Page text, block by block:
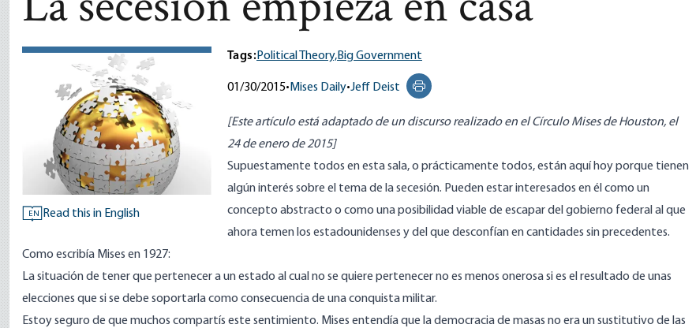
EN Read this in English
Tags:Political Theory,Big Government
01/30/2015• Mises Daily•Jeff Deist
Print this page
[Este artículo está adaptadode un discursorealizado en el Círculo Mises de Houston, el
24 de enero de 2015]
Supuestamente todos en esta sala, o prácticamente todos, están aquí hoy porque tienen
algún interés sobre el tema de la secesión. Pueden estar interesados en él como un
concepto abstracto o como una posibilidad viable de escapar del gobierno federal al que
ahora temen los estadounidenses y del que desconfían en cantidades sin precedentes.
Como escribía Mises en 1927:
La situación de tener que pertenecer a un estado al cual no se quiere pertenecer no es menos onerosa si es el resultado de unas
elecciones que si se debe soportarla como consecuencia de una conquista militar.
Estoy seguro de que muchos compartís este sentimiento. Mises entendía que la democracia de masas no era un sustitutivo de las